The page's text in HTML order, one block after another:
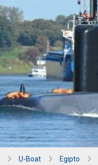
U-Boat Egipto